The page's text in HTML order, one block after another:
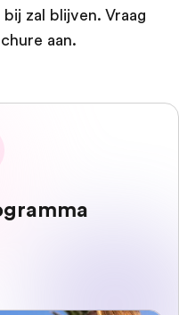
zal blijven. Vraag
aan.